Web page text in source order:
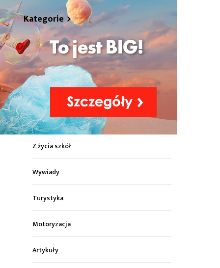
Kategorie
Z życia miasta
Sport
Kultura
Wiadomości z regionu
Z życia szkół
Wywiady
Turystyka
Motoryzacja
Artykuły